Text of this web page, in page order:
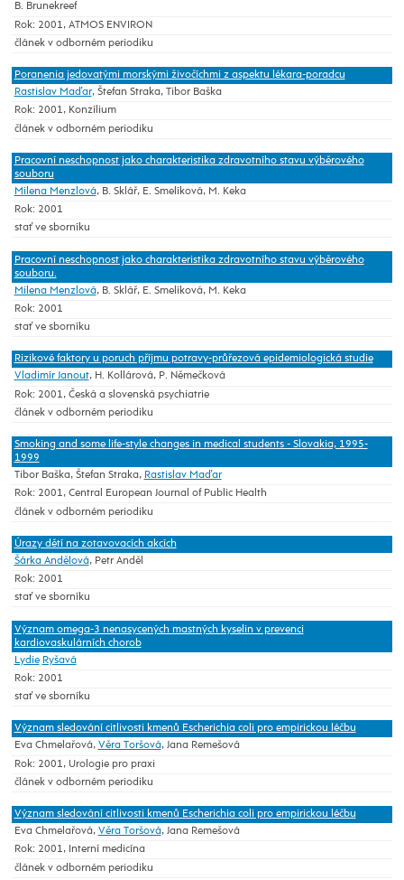
B. Brunekreef
Rok: 2001, ATMOS ENVIRON
článek v odborném periodiku
Poranenia jedovatými morskými živočíchmi z aspektu lékara-poradcu
Rastislav Maďar, Štefan Straka, Tibor Baška
Rok: 2001, Konzílium
článek v odborném periodiku
Pracovní neschopnost jako charakteristika zdravotního stavu výběrového
souboru
Milena Menzlová, B. Sklář, E. Smelíková, M. Keka
Rok: 2001
stať ve sborníku
Pracovní neschopnost jako charakteristika zdravotního stavu výběrového
souboru.
Milena Menzlová, B. Sklář, E. Smelíková, M. Keka
Rok: 2001
stať ve sborníku
Rizikové faktory u poruch příjmu potravy-průřezová epidemiologická studie
Vladimír Janout, H. Kollárová, P. Němečková
Rok: 2001, Česká a slovenská psychiatrie
článek v odborném periodiku
Smoking and some life-style changes in medical students - Slovakia, 1995-
1999
Tibor Baška, Štefan Straka, Rastislav Maďar
Rok: 2001, Central European Journal of Public Health
článek v odborném periodiku
Úrazy dětí na zotavovacích akcích
Šárka Andělová, Petr Anděl
Rok: 2001
stať ve sborníku
Význam omega-3 nenasycených mastných kyselin v prevenci
kardiovaskulárních chorob
Lydie Ryšavá
Rok: 2001
stať ve sborníku
Význam sledování citlivosti kmenů Escherichia coli pro empirickou léčbu
Eva Chmelařová, Věra Toršová, Jana Remešová
Rok: 2001, Urologie pro praxi
článek v odborném periodiku
Význam sledování citlivosti kmenů Escherichia coli pro empirickou léčbu
Eva Chmelařová, Věra Toršová, Jana Remešová
Rok: 2001, Interní medicína
článek v odborném periodiku